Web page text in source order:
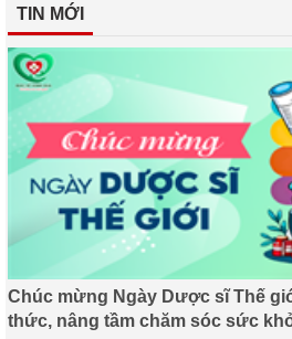
TIN MỚI
Chúc mừng Ngày Dược sĩ Thế
thức, nâng tầm chăm sóc sức